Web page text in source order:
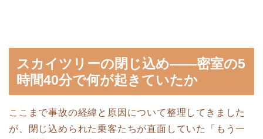
スカイツリーの閉じ込め——密室の5
時間40分で何が起きていたか
ここまで事故の経緯と原因について整理してきました
が、閉じ込められた乗客たちが直面していた「もう一